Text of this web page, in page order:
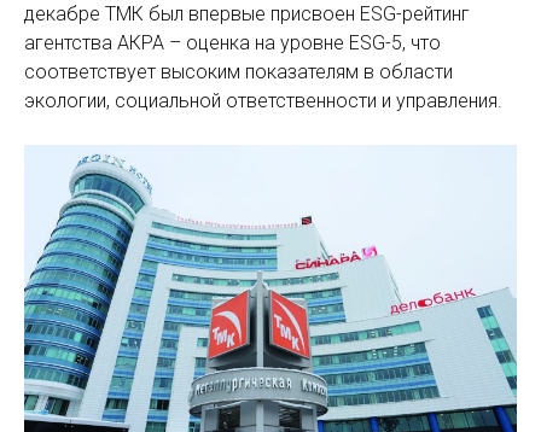
декабре ТМК был впервые присвоен ESG-рейтинг
агентства АКРА – оценка на уровне ESG-5, что
соответствует высоким показателям в области
экологии, социальной ответственности и управления.